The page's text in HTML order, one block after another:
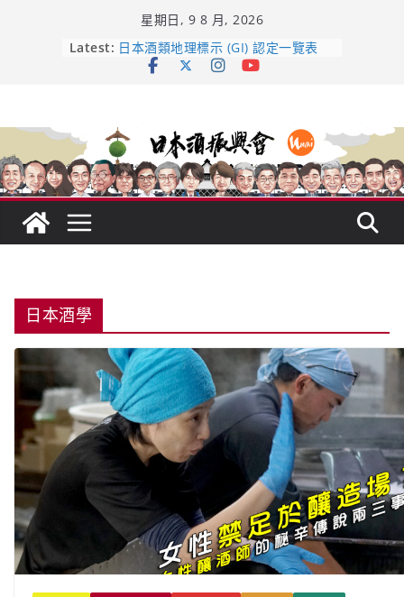
星期日, 9 8 月, 2026
Latest: 龜之井酒造：口說上手 – 山形純米大
吟釀的堅持與傳承 ～ くどき上手
響 𝟭𝟮 年 復活了!
【酒業商戰】130年老酒藏殺入股票
市場！梅乃宿上市背後的密碼
日本酒學